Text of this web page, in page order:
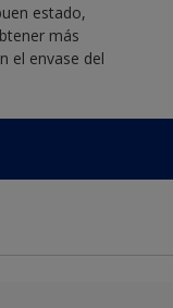
estado,
más
el envase del